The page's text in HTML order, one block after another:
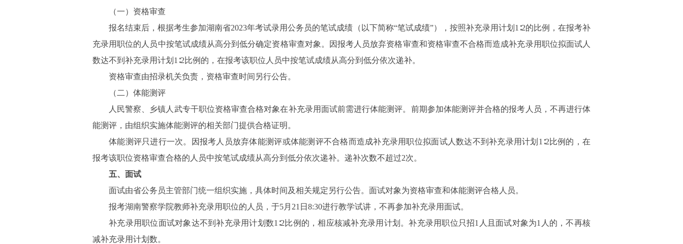
（一）资格审查
报名结束后，根据考生参加湖南省2023年考试录用公务员的笔试成绩（以下简称“笔试成绩”），按照补充录用计划1∶2的比例，在报考补
充录用职位的人员中按笔试成绩从高分到低分确定资格审查对象。因报考人员放弃资格审查和资格审查不合格而造成补充录用职位拟面试人
数达不到补充录用计划1∶2比例的，在报考该职位人员中按笔试成绩从高分到低分依次递补。
资格审查由招录机关负责，资格审查时间另行公告。
（二）体能测评
人民警察、乡镇人武专干职位资格审查合格对象在补充录用面试前需进行体能测评。前期参加体能测评并合格的报考人员，不再进行体
能测评，由组织实施体能测评的相关部门提供合格证明。
体能测评只进行一次。因报考人员放弃体能测评或体能测评不合格而造成补充录用职位拟面试人数达不到补充录用计划1∶2比例的，在
报考该职位资格审查合格的人员中按笔试成绩从高分到低分依次递补。递补次数不超过2次。
五、面试
面试由省公务员主管部门统一组织实施，具体时间及相关规定另行公告。面试对象为资格审查和体能测评合格人员。
报考湖南警察学院教师补充录用职位的人员，于5月21日8:30进行教学试讲，不再参加补充录用面试。
补充录用职位面试对象达不到补充录用计划数1∶2比例的，相应核减补充录用计划。补充录用职位只招1人且面试对象为1人的，不再核
减补充录用计划数。